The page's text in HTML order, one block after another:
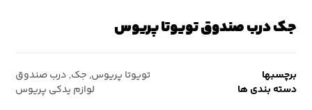
جک درب صندوق تویوتا پریوس
برچسبها تویوتا پریوس, جک, درب صندوق
دسته بندی ها
لوازم یدکی پریوس